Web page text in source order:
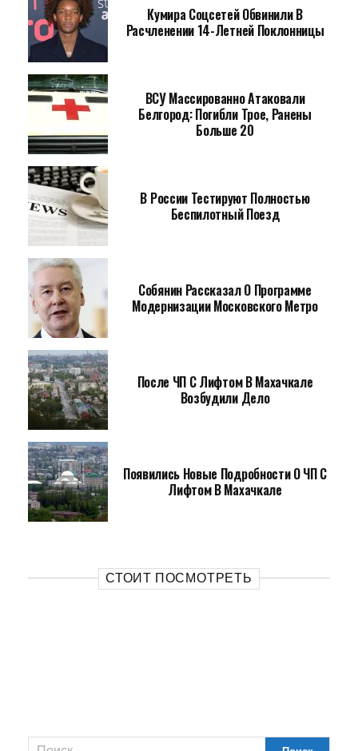
Кумира Соцсетей Обвинили В
Расчленении 14-Летней Поклонницы
ВСУ Массированно Атаковали
Белгород: Погибли Трое, Ранены
Больше 20
В России Тестируют Полностью
Беспилотный Поезд
Собянин Рассказал О Программе
Модернизации Московского Метро
После ЧП С Лифтом В Махачкале
Возбудили Дело
Появились Новые Подробности О ЧП С
Лифтом В Махачкале
СТОИТ ПОСМОТРЕТЬ